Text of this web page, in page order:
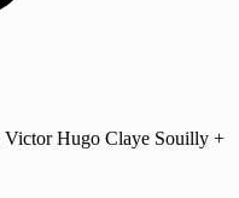
Victor Hugo Claye Souilly +